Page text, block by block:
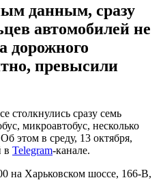
данным, сразу
автомобилей не
дорожного
превысили
столкнулись сразу семь
микроавтобус, несколько
этом в среду, 13 октября,
в Telegram-канале.
на Харьковском шоссе, 166-В,